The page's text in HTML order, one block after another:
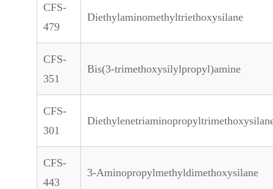
CFS-
479
Diethylaminomethyltriethoxysilane
CFS-
351
Bis(3-trimethoxysilylpropyl)amine
CFS-
301
CFS-
443
3-Aminopropylmethyldimethoxysilane